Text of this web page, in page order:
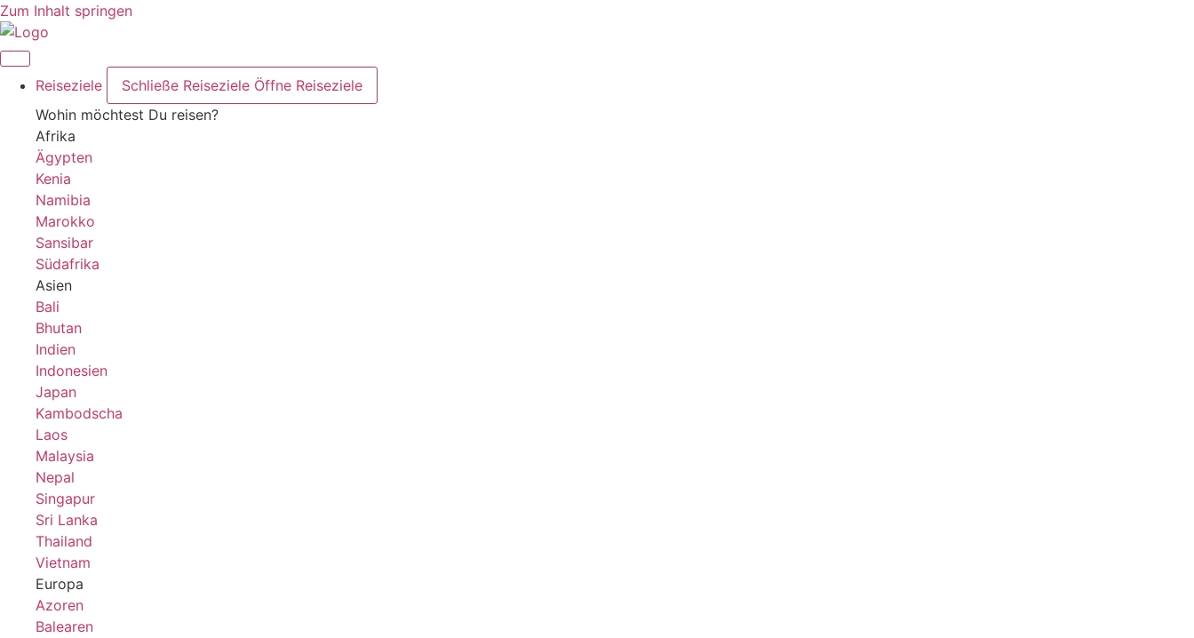
Zum Inhalt springen
Reiseziele Schließe Reiseziele Öffne Reiseziele
Wohin möchtest Du reisen?
Afrika
Ägypten
Kenia
Namibia
Marokko
Sansibar
Südafrika
Asien
Bali
Bhutan
Indien
Indonesien
Japan
Kambodscha
Laos
Malaysia
Nepal
Singapur
Sri Lanka
Thailand
Vietnam
Europa
Azoren
Balearen